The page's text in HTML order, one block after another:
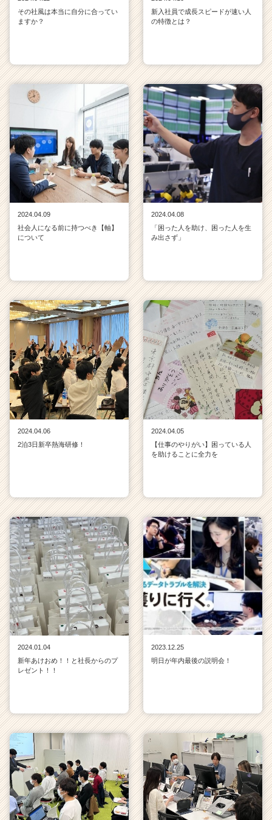
その社風は本当に自分に合ってい
ますか？
新入社員で成長スピードが速い人
の特徴とは？
2024.04.09
社会人になる前に持つべき【軸】
について
2024.04.08
「困った人を助け、困った人を生
み出さず」
2024.04.06
2泊3日新卒熱海研修！
2024.04.05
【仕事のやりがい】困っている人
を助けることに全力を
2024.01.04
新年あけおめ！！と社長からのプ
レゼント！！
2023.12.25
明日が年内最後の説明会！